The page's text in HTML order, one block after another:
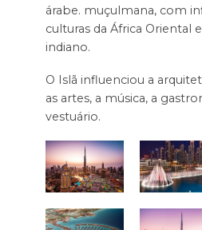
árabe. muçulmana, com
culturas da África Oriental
indiano.
O Islã influenciou a
as artes, a música, a
vestuário.